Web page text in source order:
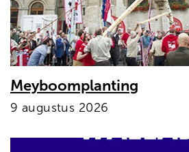
Meyboomplanting
9 augustus 2026